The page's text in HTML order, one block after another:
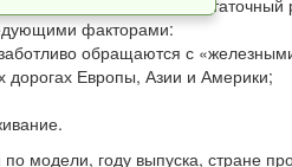
магазина также укажет
факторами:
обращаются с
дорогах Европы, Азии и Америки;
модели, году выпуска, стране